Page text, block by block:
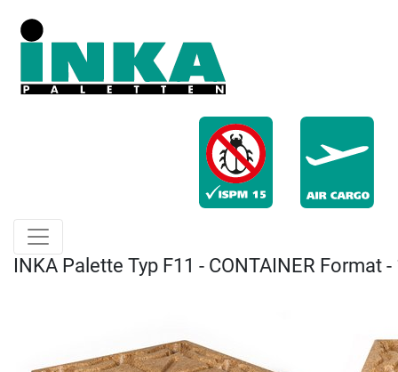
INKA Palette Typ F11 - CONTAINER Format